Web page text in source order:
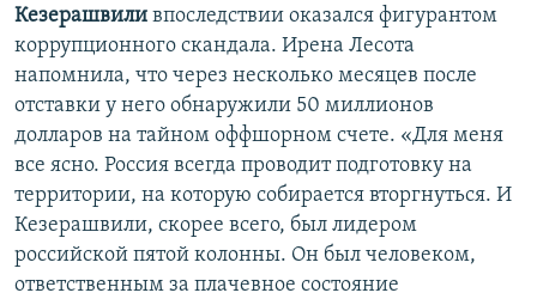
Кезерашвили впоследствии оказался фигурантом
коррупционного скандала. Ирена Лесота
напомнила, что через несколько месяцев после
отставки у него обнаружили 50 миллионов
долларов на тайном оффшорном счете. «Для меня
все ясно. Россия всегда проводит подготовку на
территории, на которую собирается вторгнуться. И
Кезерашвили, скорее всего, был лидером
российской пятой колонны. Он был человеком,
ответственным за плачевное состояние